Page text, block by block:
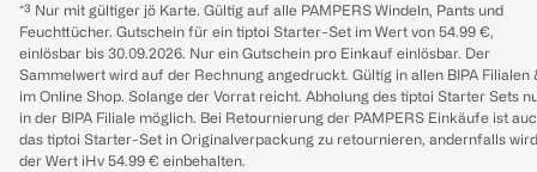
*³ Nur mit gültiger jö Karte. Gültig auf alle PAMPERS Windeln, Pants und
Feuchttücher. Gutschein für ein tiptoi Starter-Set im Wert von 54.99 €,
einlösbar bis 30.09.2026. Nur ein Gutschein pro Einkauf einlösbar. Der
Sammelwert wird auf der Rechnung angedruckt. Gültig in allen BIPA Filialen
im Online Shop. Solange der Vorrat reicht. Abholung des tiptoi Starter Sets
in der BIPA Filiale möglich. Bei Retournierung der PAMPERS Einkäufe ist
das tiptoi Starter-Set in Originalverpackung zu retournieren, andernfalls wird
der Wert iHv 54.99 € einbehalten.